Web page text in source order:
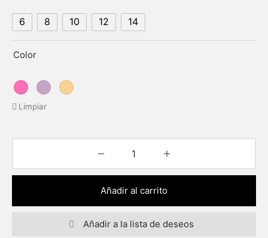
6 8 10 12 14
Color
Limpiar
Añadir al carrito
Añadir a la lista de deseos